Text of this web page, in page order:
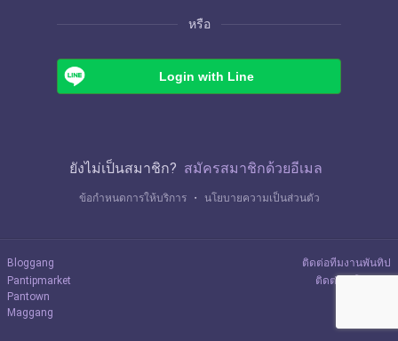
หรือ
Login with Line
ยังไม่เป็นสมาชิก? สมัครสมาชิกด้วยอีเมล
ข้อกำหนดการให้บริการ ・ นโยบายความเป็นส่วนตัว
Bloggang
Pantipmarket
Pantown
Maggang
ติดต่อทีมงานพันทิป
ติดต่อลงโฆษณา